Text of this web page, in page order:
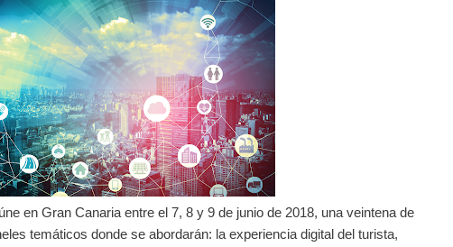
en Gran Canaria entre el 7, 8 y 9 de junio de 2018, una veintena de
temáticos donde se abordarán: la experiencia digital del turista,